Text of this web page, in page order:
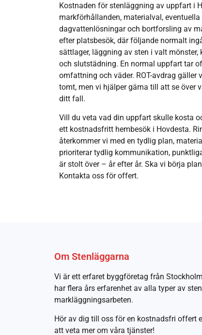
Kostnaden för stenläggning av uppfart i
markförhållanden, materialval,
dagvattenlösningar och bortforsling av
efter platsbesök, där följande normalt
sättlager, läggning av sten i valt
och slutstädning. En normal uppfart tar
omfattning och väder. ROT-avdrag
tomt, men vi hjälper gärna till att se över
ditt fall.
Vill du veta vad din uppfart skulle kosta
ett kostnadsfritt hembesök i Hovdesta.
återkommer vi med en tydlig plan,
prioriterar tydlig kommunikation,
är stolt över – år efter år. Ska vi börja
Kontakta oss för offert.
Om Stenläggarna
Vi är ett erfaret byggföretag från
har flera års erfarenhet av alla typer av
markläggningsarbeten.
Hör av dig till oss för en kostnadsfri offert
att veta mer om våra tjänster!